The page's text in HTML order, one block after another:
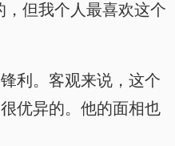
，但我个人最喜欢这个
利。客观来说，这个
优异的。他的面相也